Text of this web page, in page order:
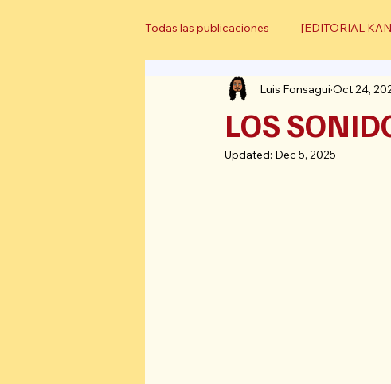
Todas las publicaciones [EDITORIAL
[ARTÍCULO DE OPINIÓN]
LOS
Luis Fonsagui Oct 24,
Updated: Dec 5, 2025